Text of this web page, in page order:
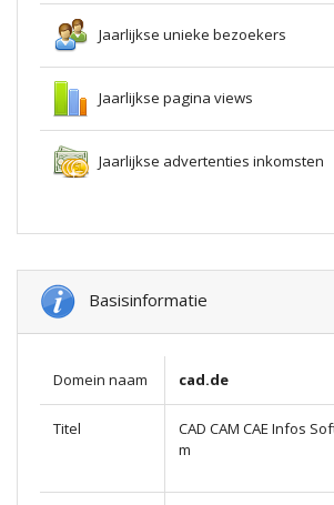
Jaarlijkse unieke bezoekers
Jaarlijkse pagina views
Jaarlijkse advertenties inkomsten
Basisinformatie
Domein naam cad.de
Titel
CAD CAM CAE Infos
m